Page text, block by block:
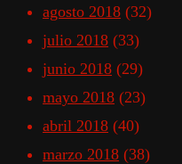
agosto 2018 (32)
julio 2018 (33)
junio 2018 (29)
mayo 2018 (23)
abril 2018 (40)
marzo 2018 (38)